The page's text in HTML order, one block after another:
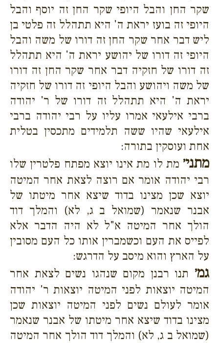
שקר החן והבל היופי שקר החן זה יוסף והבל
היופי זה בועז יראת ה' היא תתהלל זה פלטי בן
ליש דבר אחר שקר החן זה דורו של משה והבל
היופי זה דורו של יהושע יראת ה' היא תתהלל
זה דורו של חזקיה דבר אחר שקר החן זה דורו
של משה ויהושע והבל היופי זה דורו של חזקיה
יראת ה' היא תתהלל זה דורו של ר' יהודה
ברבי אילעאי אמרו עליו על רבי יהודה ברבי
אילעאי שהיו ששה תלמידים מתכסין בטלית
אחת ועוסקין בתורה:
מתני׳ מת לו מת אינו יוצא מפתח פלטרין שלו
רבי יהודה אומר אם רוצה לצאת אחר המיטה
יוצא שכן מצינו בדוד שיצא אחר מיטתו של
אבנר שנאמר (שמואל ב ג, לא) והמלך דוד
הולך אחר המיטה א"ל לא היה הדבר אלא
לפייס את העם וכשמברין אותו כל העם מסובין
על הארץ והוא מיסב על הדרגש:
גמ׳ תנו רבנן מקום שנהגו נשים לצאת אחר
המיטה יוצאות לפני המיטה יוצאות ר' יהודה
אומר לעולם נשים לפני המיטה יוצאות שכן
מצינו בדוד שיצא אחר מיטתו של אבנר שנאמר
(שמואל ב ג, לא) והמלך דוד הולך אחר המיטה